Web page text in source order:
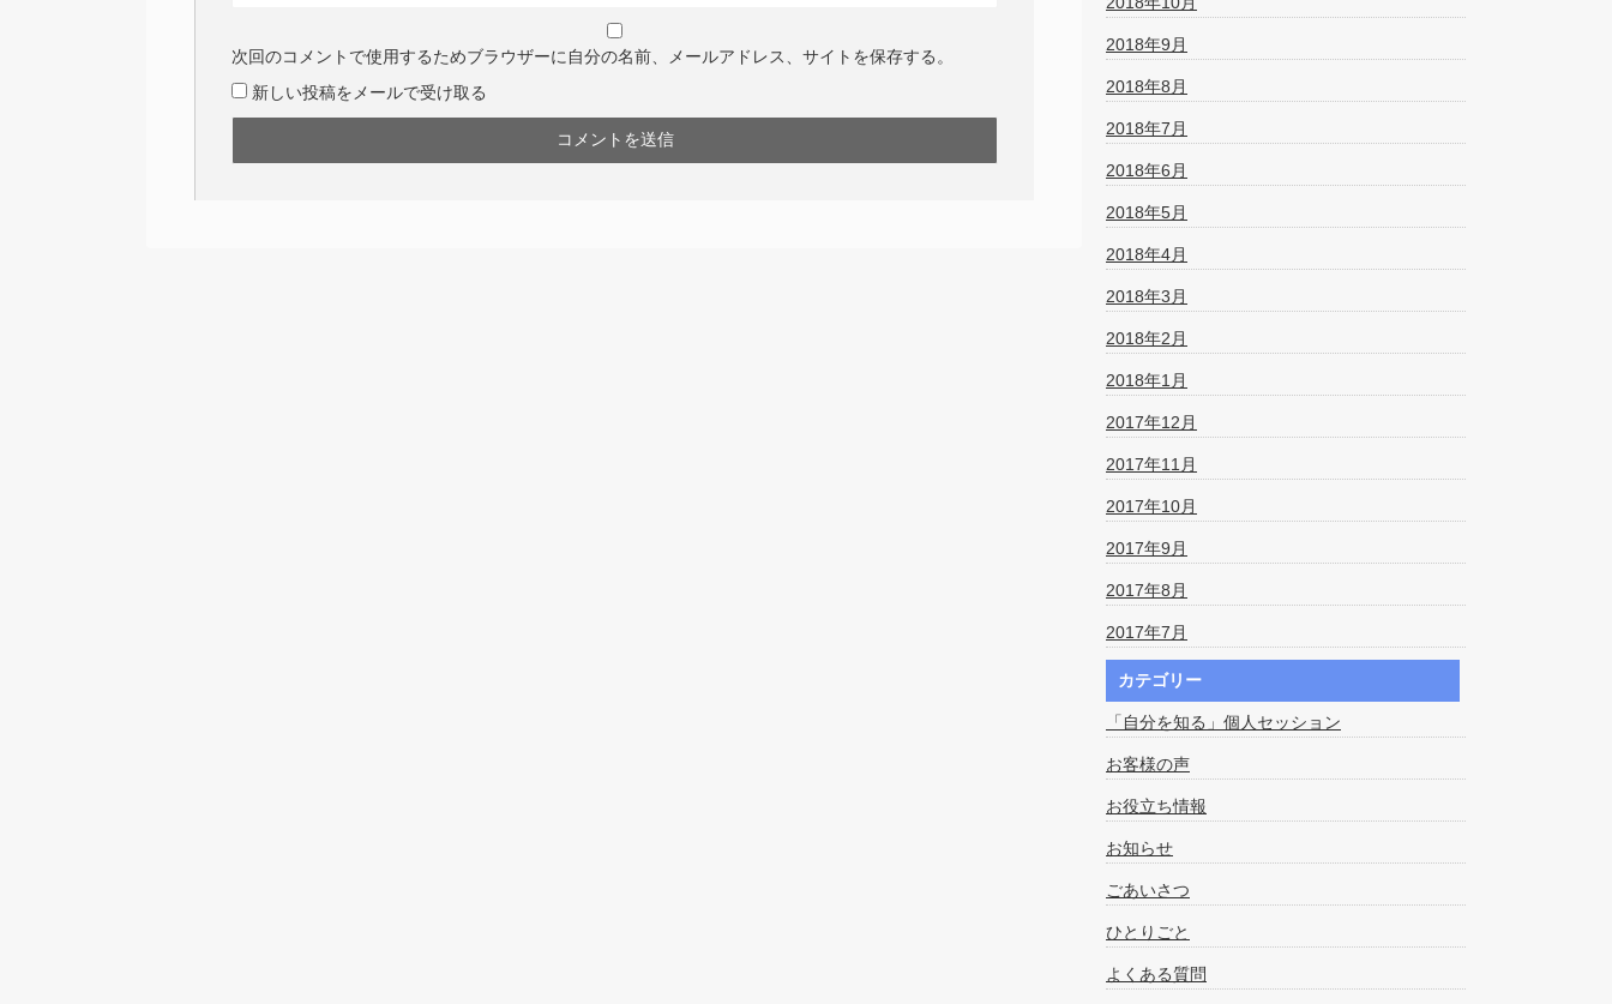
次回のコメントで使用するためブラウザーに自分の名前、メールアドレス、サイトを保存する。
新しい投稿をメールで受け取る
2018年9月
2018年8月
2018年7月
2018年6月
2018年5月
2018年4月
2018年3月
2018年2月
2018年1月
2017年12月
2017年11月
2017年10月
2017年9月
2017年8月
2017年7月
カテゴリー
「自分を知る」個人セッション
お客様の声
お役立ち情報
お知らせ
ごあいさつ
ひとりごと
よくある質問